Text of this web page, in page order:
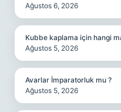
Ağustos 6, 2026
Kubbe kaplama için hangi
Ağustos 5, 2026
Avarlar İmparatorluk mu ?
Ağustos 5, 2026